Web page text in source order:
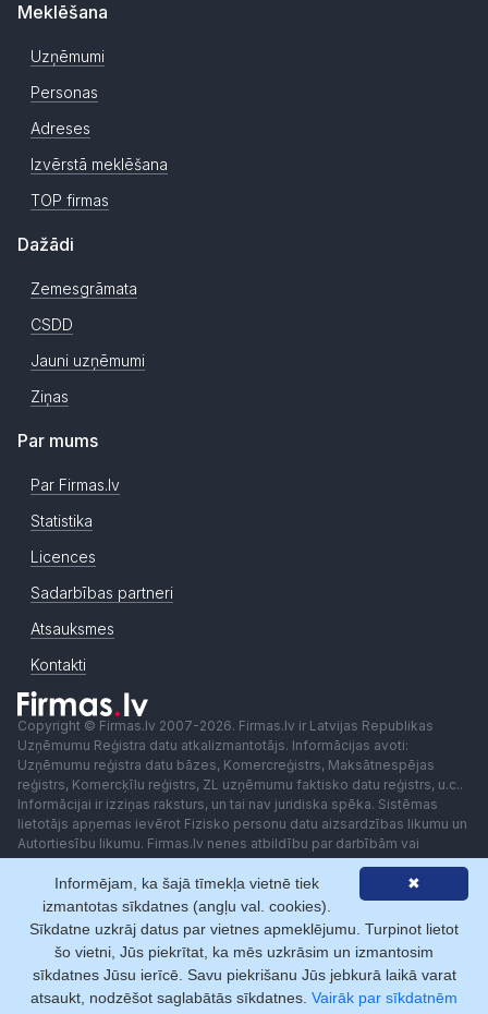
Meklēšana
Uzņēmumi
Personas
Adreses
Izvērstā meklēšana
TOP firmas
Dažādi
Zemesgrāmata
CSDD
Jauni uzņēmumi
Ziņas
Par mums
Par Firmas.lv
Statistika
Licences
Sadarbības partneri
Atsauksmes
Kontakti
Copyright © Firmas.lv 2007-2026. Firmas.lv ir Latvijas Republikas
Uzņēmumu Reģistra datu atkalizmantotājs. Informācijas avoti:
Uzņēmumu reģistra datu bāzes, Komercreģistrs, Maksātnespējas
reģistrs, Komercķīlu reģistrs, ZL uzņēmumu faktisko datu reģistrs, u.c..
Informācijai ir izziņas raksturs, un tai nav juridiska spēka. Sistēmas
lietotājs apņemas ievērot Fizisko personu datu aizsardzības likumu un
Autortiesību likumu. Firmas.lv nenes atbildību par darbībām vai
lēmumiem, kas balstīti uz saņemto pakalpojumu. Lietotājam aizliegts
izmantot jebkādas automatizētas sistēmas vai iekārtas (robotus)
piekļuvei sistēmai bez rakstiskas saskaņošanas ar Firmas.lv. Galvenā
redaktore: Ingūna Pempere.
Lietošanas noteikumi
Privātuma politika Norēķini ar
✖
Informējam, ka šajā tīmekļa vietnē tiek
izmantotas sīkdatnes (angļu val. cookies).
Sīkdatne uzkrāj datus par vietnes apmeklējumu. Turpinot lietot
šo vietni, Jūs piekrītat, ka mēs uzkrāsim un izmantosim
sīkdatnes Jūsu ierīcē. Savu piekrišanu Jūs jebkurā laikā varat
atsaukt, nodzēšot saglabātās sīkdatnes. Vairāk par sīkdatnēm